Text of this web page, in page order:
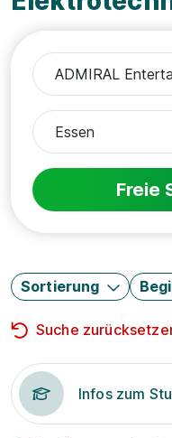
Freie
Sortierung
Suche
Infos zum